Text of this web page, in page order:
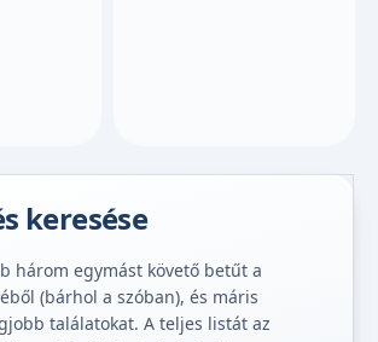
keresése
három egymást követő betűt a
(bárhol a szóban), és máris
találatokat. A teljes listát az